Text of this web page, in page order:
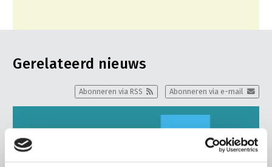
Gerelateerd nieuws
Abonneren via e-mail
Abonneren via RSS